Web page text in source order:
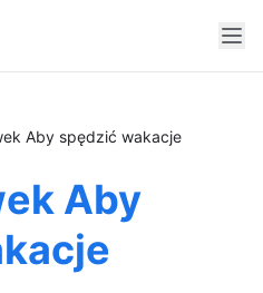
Aby spędzić wakacje
Aby